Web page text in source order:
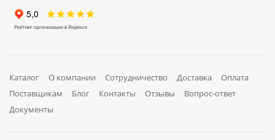
Каталог О компании Сотрудничество Доставка
Оплата
Поставщикам
Блог Контакты Отзывы
Вопрос-ответ
Документы